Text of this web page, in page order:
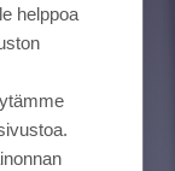
helppoa